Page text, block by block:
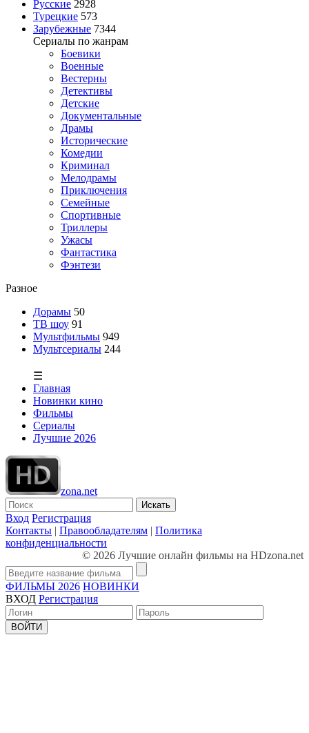
Русские 2928
Турецкие 573
Зарубежные 7344
Сериалы по жанрам
Боевики
Военные
Вестерны
Детективы
Детские
Документальные
Драмы
Исторические
Комедии
Криминал
Мелодрамы
Приключения
Семейные
Спортивные
Триллеры
Ужасы
Фантастика
Фэнтези
Разное
Дорамы 50
ТВ шоу 91
Мультфильмы 949
Мультсериалы 244
☰
Главная
Новинки кино
Фильмы
Сериалы
Лучшие 2026
zona.net
Искать
Вход Регистрация
Контакты | Правообладателям | Политика
конфиденциальности
© 2026 Лучшие онлайн фильмы на HDzona.net
ФИЛЬМЫ 2026 НОВИНКИ
ВХОД Регистрация